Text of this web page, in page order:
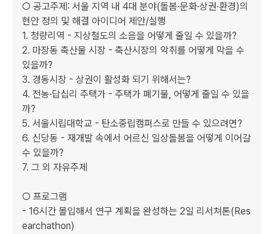
○ 공고주제: 서울 지역 내 4대 분야(돌봄·문화·상권·환경)의
현안 정의 및 해결 아이디어 제안/실행
1. 청량리역 - 지상철도의 소음을 어떻게 줄일 수 있을까?
2. 마장동 축산물 시장 - 축산시장의 악취를 어떻게 막을 수
있을까?
3. 경동시장 - 상권이 활성화 되기 위해서는?
4. 전농·답십리 주택가 - 주택가 폐기물, 어떻게 줄일 수 있을
까?
5. 서울시립대학교 - 탄소중립캠퍼스로 만들 수 있으려면?
6. 신당동 - 재개발 속에서 어르신 일상돌봄을 어떻게 이어갈
수 있을까?
7. 그 외 자유주제
○ 프로그램
- 16시간 몰입해서 연구 계획을 완성하는 2일 리서쳐톤(Res
earchathon)